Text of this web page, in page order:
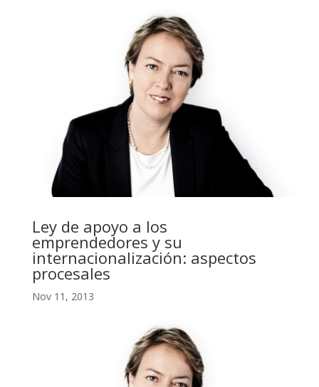
Ley de apoyo a los
emprendedores y su
internacionalización: aspectos
procesales
Nov 11, 2013